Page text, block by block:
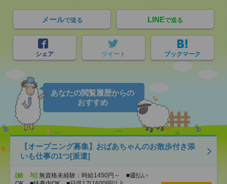
メールで送る LINEで送る
シェア ツイート ブックマーク
あなたの閲覧履歴からの
おすすめ
【オープニング募集】おばあちゃんのお散歩付き添
いも仕事の1つ[派遣]
[給 与] 無資格未経験：時給1450円～ ■週払い